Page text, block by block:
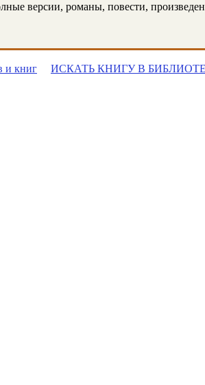
версии, романы, повести,
и книг ИСКАТЬ КНИГУ В